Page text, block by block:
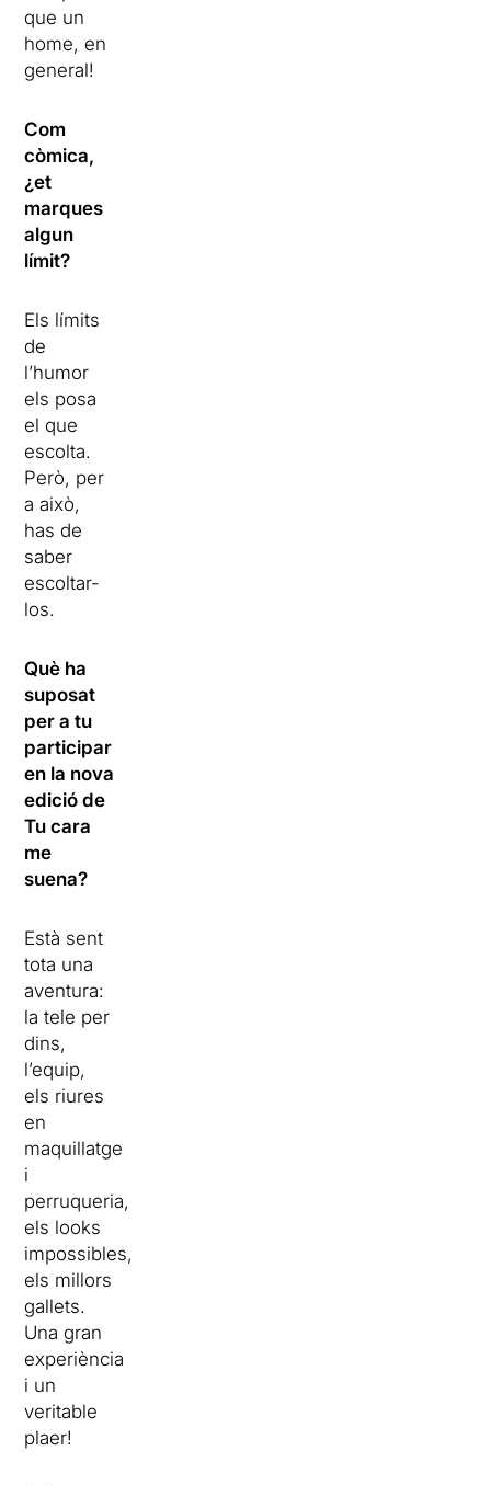
que un
home, en
general!
Com
còmica,
¿et
marques
algun
límit?
Els límits
de
l’humor
els posa
el que
escolta.
Però, per
a això,
has de
saber
escoltar-
los.
Què ha
suposat
per a tu
participar
en la nova
edició de
Tu cara
me
suena?
Està sent
tota una
aventura:
la tele per
dins,
l’equip,
els riures
en
maquillatge
i
perruqueria,
els looks
impossibles,
els millors
gallets.
Una gran
experiència
i un
veritable
plaer!